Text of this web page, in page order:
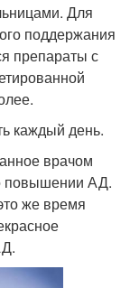
Для
поддержания
препараты с
каждый день.
врачом
повышении АД.
же время